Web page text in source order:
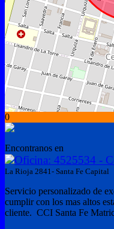
0
Encontranos en
Oficina: 4525534 -
La Rioja 2841- Santa Fe Capital
Servicio personalizado de
cumplir con los mas altos
cliente. CCI Santa Fe